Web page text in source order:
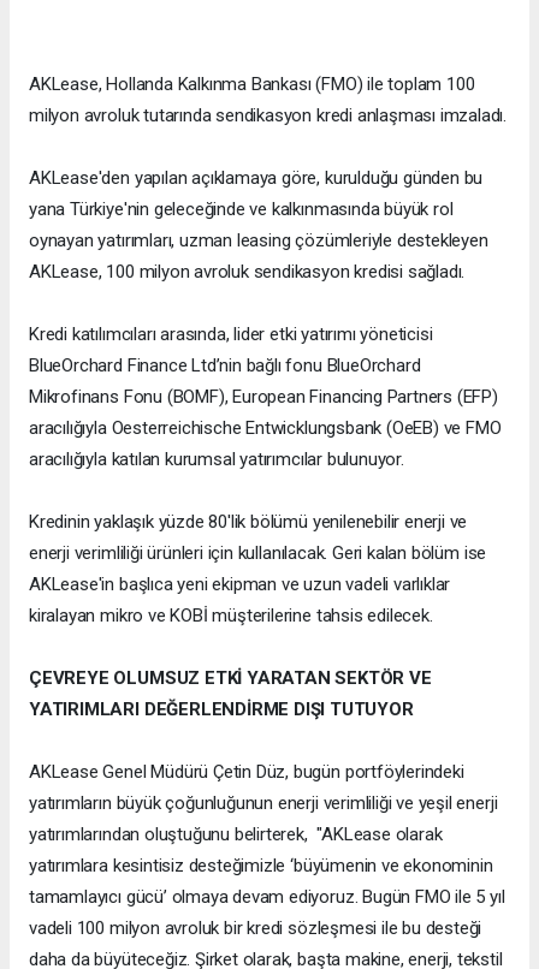
AKLease, Hollanda Kalkınma Bankası (FMO) ile toplam 100
milyon avroluk tutarında sendikasyon kredi anlaşması imzaladı.
AKLease'den yapılan açıklamaya göre, kurulduğu günden bu
yana Türkiye'nin geleceğinde ve kalkınmasında büyük rol
oynayan yatırımları, uzman leasing çözümleriyle destekleyen
AKLease, 100 milyon avroluk sendikasyon kredisi sağladı.
Kredi katılımcıları arasında, lider etki yatırımı yöneticisi
BlueOrchard Finance Ltd’nin bağlı fonu BlueOrchard
Mikrofinans Fonu (BOMF), European Financing Partners (EFP)
aracılığıyla Oesterreichische Entwicklungsbank (OeEB) ve FMO
aracılığıyla katılan kurumsal yatırımcılar bulunuyor.
Kredinin yaklaşık yüzde 80'lik bölümü yenilenebilir enerji ve
enerji verimliliği ürünleri için kullanılacak. Geri kalan bölüm ise
AKLease'in başlıca yeni ekipman ve uzun vadeli varlıklar
kiralayan mikro ve KOBİ müşterilerine tahsis edilecek.
ÇEVREYE OLUMSUZ ETKİ YARATAN SEKTÖR VE
YATIRIMLARI DEĞERLENDİRME DIŞI TUTUYOR
AKLease Genel Müdürü Çetin Düz, bugün portföylerindeki
yatırımların büyük çoğunluğunun enerji verimliliği ve yeşil enerji
yatırımlarından oluştuğunu belirterek, "AKLease olarak
yatırımlara kesintisiz desteğimizle ‘büyümenin ve ekonominin
tamamlayıcı gücü’ olmaya devam ediyoruz. Bugün FMO ile 5 yıl
vadeli 100 milyon avroluk bir kredi sözleşmesi ile bu desteği
daha da büyüteceğiz. Şirket olarak, başta makine, enerji, tekstil